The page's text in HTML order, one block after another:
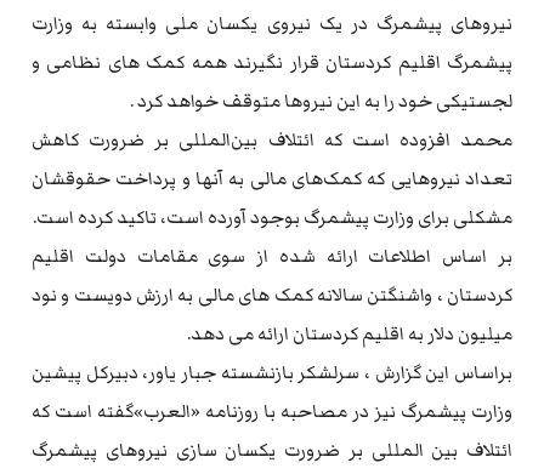
نیروهای پیشمرگ در یک نیروی یکسان ملی وابسته به وزارت
پیشمرگ اقلیم کردستان قرار نگیرند همه کمک های نظامی و
لجستیکی خود را به این نیروها متوقف خواهد کرد .
محمد افزوده است که ائتلاف بین‌المللی بر ضرورت کاهش
تعداد نیروهایی که کمک‌های مالی به آنها و پرداخت حقوقشان
مشکلی برای وزارت پیشمرگ بوجود آورده است، تاکید کرده است.
بر اساس اطلاعات ارائه شده از سوی مقامات دولت اقلیم
کردستان ، واشنگتن سالانه کمک های مالی به ارزش دویست و نود
میلیون دلار به اقلیم کردستان ارائه می دهد.
براساس این گزارش ، سرلشکر بازنشسته جبار یاور، دبیرکل پیشین
وزارت پیشمرگ نیز در مصاحبه با روزنامه «العرب»گفته است که
ائتلاف بین المللی بر ضرورت یکسان سازی نیروهای پیشمرگ